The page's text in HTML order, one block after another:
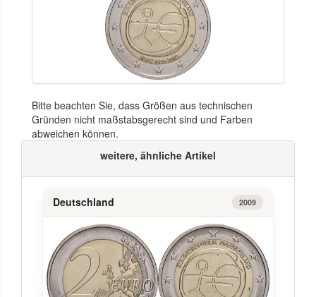
Bitte beachten Sie, dass Größen aus technischen
Gründen nicht maßstabsgerecht sind und Farben
abweichen können.
weitere, ähnliche Artikel
Deutschland 2009